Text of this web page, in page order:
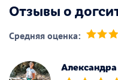
Отзывы о
Средняя оценка: